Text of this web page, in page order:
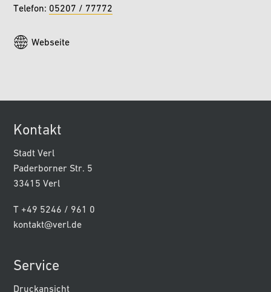
Telefon: 05207 / 77772
Webseite
Kontakt
Stadt Verl
Paderborner Str. 5
33415 Verl
T +49 5246 / 961 0
kontakt@verl.de
Service
Druckansicht